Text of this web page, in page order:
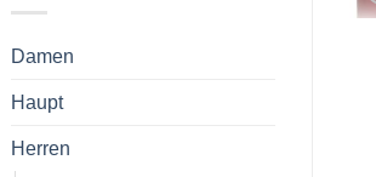
Damen
Haupt
Herren